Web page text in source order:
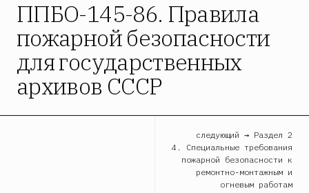
ППБО-145-86. Правила
пожарной безопасности
для государственных
архивов СССР
следующий → Раздел 2
4. Специальные требования
пожарной безопасности к
ремонтно-монтажным и
огневым работам